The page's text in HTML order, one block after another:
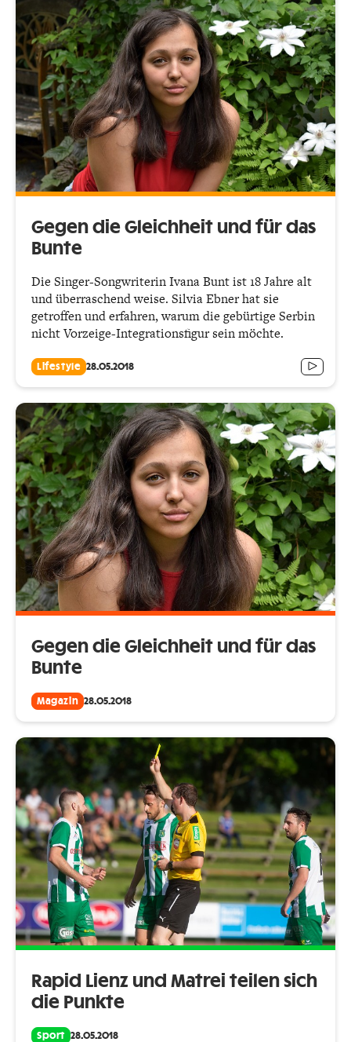
Gegen die Gleichheit und für das
Bunte
Die Singer-Songwriterin Ivana Bunt ist 18 Jahre alt
und überraschend weise. Silvia Ebner hat sie
getroffen und erfahren, warum die gebürtige Serbin
nicht Vorzeige-Integrationsfigur sein möchte.
Lifestyle 28.05.2018
Gegen die Gleichheit und für das
Bunte
Magazin 28.05.2018
Rapid Lienz und Matrei teilen sich
die Punkte
Sport 28.05.2018